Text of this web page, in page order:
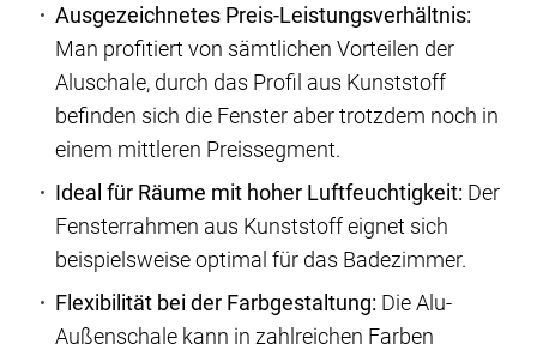
Ausgezeichnetes Preis-Leistungsverhältnis:
Man profitiert von sämtlichen Vorteilen der
Aluschale, durch das Profil aus Kunststoff
befinden sich die Fenster aber trotzdem noch in
einem mittleren Preissegment.
Ideal für Räume mit hoher Luftfeuchtigkeit: Der
Fensterrahmen aus Kunststoff eignet sich
beispielsweise optimal für das Badezimmer.
Flexibilität bei der Farbgestaltung: Die Alu-
Außenschale kann in zahlreichen Farben